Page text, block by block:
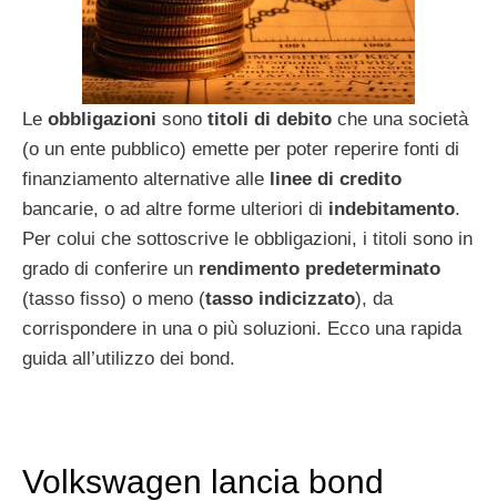
Le obbligazioni sono titoli di debito che una società
(o un ente pubblico) emette per poter reperire fonti di
finanziamento alternative alle linee di credito
bancarie, o ad altre forme ulteriori di indebitamento.
Per colui che sottoscrive le obbligazioni, i titoli sono in
grado di conferire un rendimento predeterminato
(tasso fisso) o meno (tasso indicizzato), da
corrispondere in una o più soluzioni. Ecco una rapida
guida all’utilizzo dei bond.
Volkswagen lancia bond